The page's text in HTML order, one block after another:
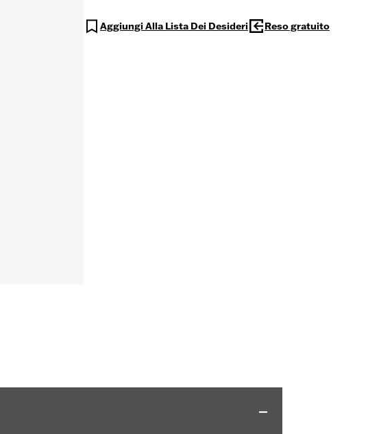
Aggiungi Alla Lista Dei Desideri Reso gratuito